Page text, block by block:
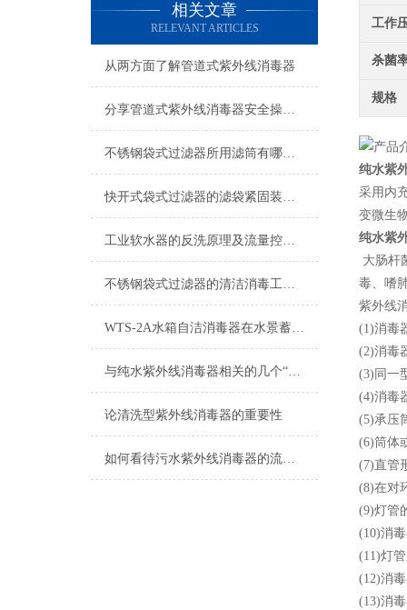
相关文章
RELEVANT ARTICLES
从两方面了解管道式紫外线消毒器
分享管道式紫外线消毒器安全操作规定
不锈钢袋式过滤器所用滤筒有哪些要求？
快开式袋式过滤器的滤袋紧固装置重要性
工业软水器的反洗原理及流量控制说明
不锈钢袋式过滤器的清洁消毒工作说明
WTS-2A水箱自洁消毒器在水景蓄水池上有哪些用途？
与纯水紫外线消毒器相关的几个“术语”解释
论清洗型紫外线消毒器的重要性
如何看待污水紫外线消毒器的流量参数？
工作
杀菌
规格
纯水紫
采用内
变微生
纯水紫
大肠杆
毒、嗜
紫外线
(1)消毒
(2)消毒
(3)同一
(4)消毒
(5)承压
(6)筒体
(7)直管
(8)在对
(9)灯管
(10)消
(11)灯
(12)消
(13)消